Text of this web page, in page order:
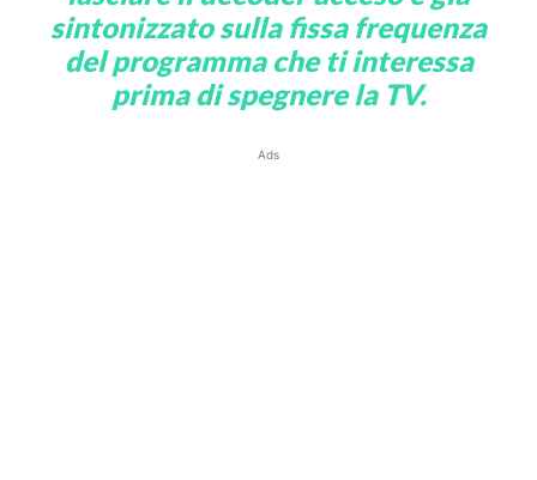
sintonizzato sulla fissa frequenza
del programma che ti interessa
prima di spegnere la TV.
Ads